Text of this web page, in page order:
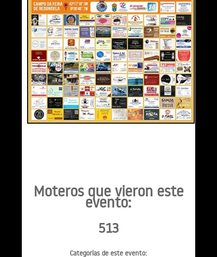
Moteros que vieron este
evento:
513
Categorías de este evento: